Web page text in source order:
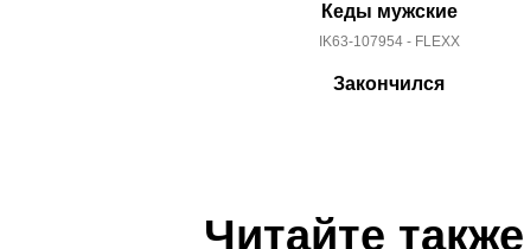
Кеды мужские
IK63-107954 - FLEXX
Закончился
Читайте также